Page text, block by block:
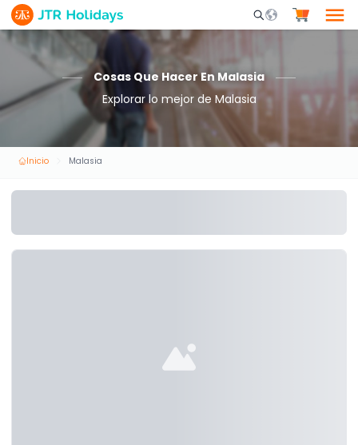
Mobile Search
Cosas Que Hacer En Malasia
Explorar lo mejor de Malasia
Inicio Malasia